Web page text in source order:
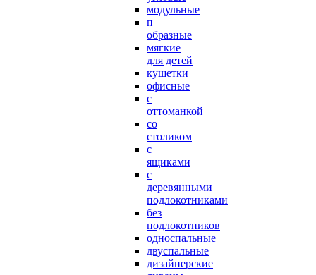
модульные
п
образные
мягкие
для детей
кушетки
офисные
с
оттоманкой
со
столиком
с
ящиками
с
деревянными
подлокотниками
без
подлокотников
односпальные
двуспальные
дизайнерские